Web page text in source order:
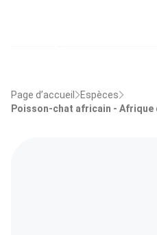
Page d’accueil
Espèces
Poisson-chat africain - Afrique